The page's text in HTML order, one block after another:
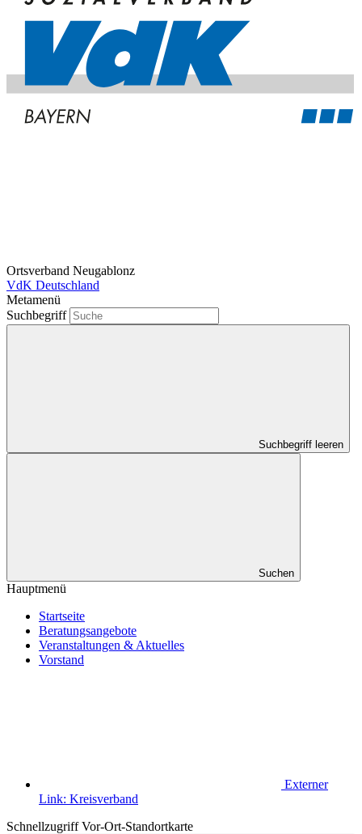
Ortsverband Neugablonz
VdK Deutschland
Metamenü
Suchbegriff
Suchbegriff leeren
Suchen
Hauptmenü
Startseite
Beratungsangebote
Veranstaltungen & Aktuelles
Vorstand
Externer
Link: Kreisverband
Schnellzugriff Vor-Ort-Standortkarte